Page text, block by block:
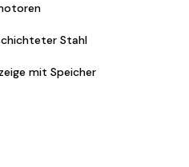
Stahl
mit Speicher